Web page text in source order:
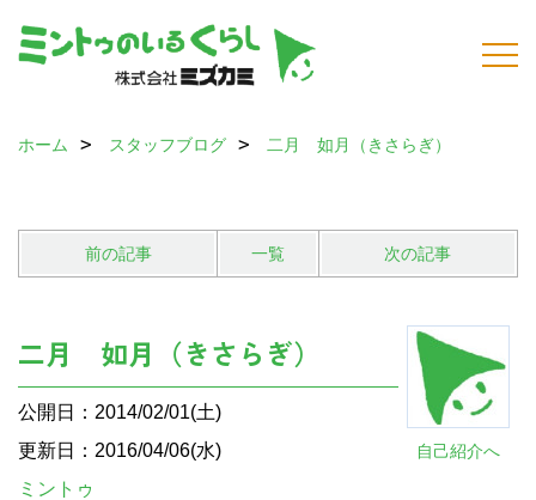
ホーム スタッフブログ 二月 如月（きさらぎ）
前の記事 一覧 次の記事
自己紹介へ
二月 如月（きさらぎ）
公開日：2014/02/01(土)
更新日：2016/04/06(水)
ミントゥ